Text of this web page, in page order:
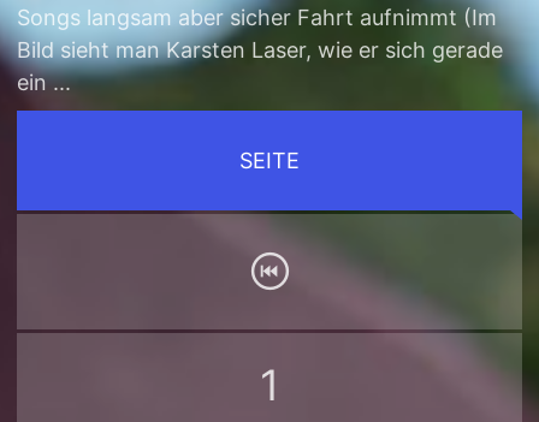
Songs langsam aber sicher Fahrt aufnimmt (Im
Bild sieht man Karsten Laser, wie er sich gerade
ein ...
SEITE
1